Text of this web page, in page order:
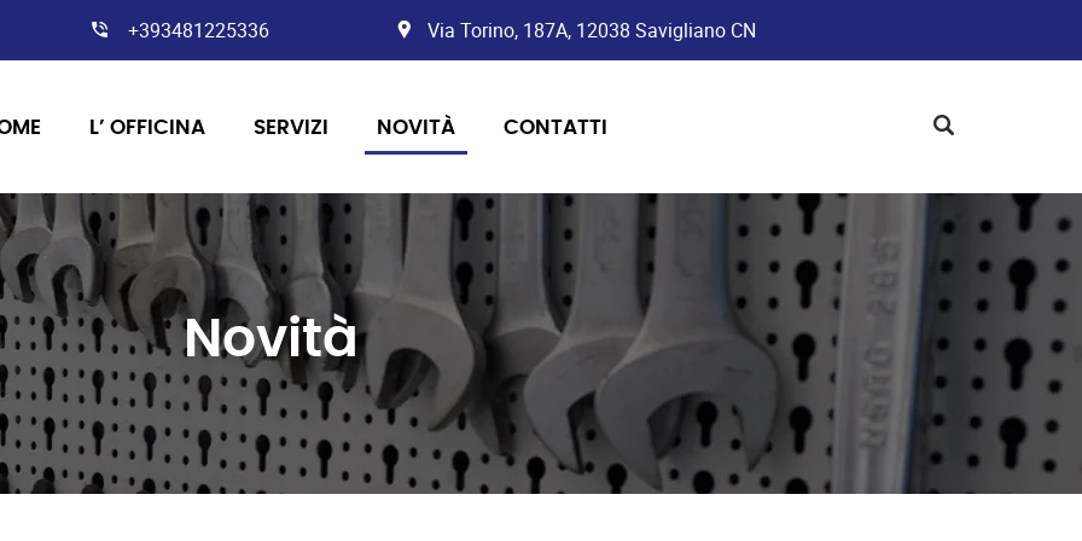
+393481225336 Via Torino, 187A, 12038 Savigliano CN
L’ OFFICINA SERVIZI NOVITÀ CONTATTI
Novità